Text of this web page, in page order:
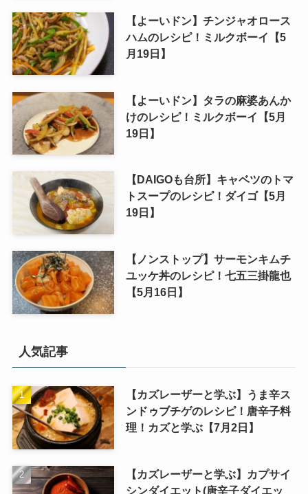
【よーいドン】チンジャオロース
ハムのレシピ！ミルクボーイ【5
月19日】
【よーいドン】タラの麻婆あんか
けのレシピ！ミルクボーイ【5月
19日】
【DAIGOも台所】キャベツのトマ
トスープのレシピ！ダイゴ【5月
19日】
【ノンストップ】サーモンキムチ
ユッケ丼のレシピ！七五三掛龍也
【5月16日】
人気記事
【カズレーザーと学ぶ】うま辛ス
ンドゥブチゲのレシピ！唐辛子料
理！カズと学ぶ【7月2日】
【カズレーザーと学ぶ】カプサイ
シンダイエット(唐辛子ダイエッ